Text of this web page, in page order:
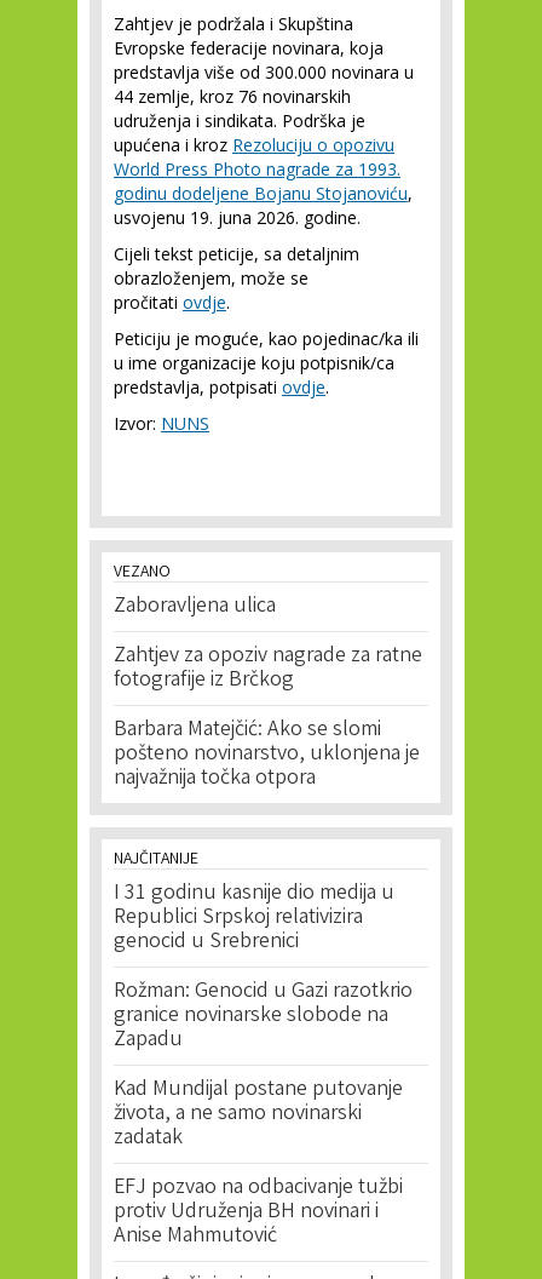
Zahtjev je podržala i Skupština
Evropske federacije novinara, koja
predstavlja više od 300.000 novinara u
44 zemlje, kroz 76 novinarskih
udruženja i sindikata. Podrška je
upućena i kroz Rezoluciju o opozivu
World Press Photo nagrade za 1993.
godinu dodeljene Bojanu Stojanoviću,
usvojenu 19. juna 2026. godine.
Cijeli tekst peticije, sa detaljnim
obrazloženjem, može se
pročitati ovdje.
Peticiju je moguće, kao pojedinac/ka ili
u ime organizacije koju potpisnik/ca
predstavlja, potpisati ovdje.
Izvor: NUNS
VEZANO
Zaboravljena ulica
Zahtjev za opoziv nagrade za ratne
fotografije iz Brčkog
Barbara Matejčić: Ako se slomi
pošteno novinarstvo, uklonjena je
najvažnija točka otpora
NAJČITANIJE
I 31 godinu kasnije dio medija u
Republici Srpskoj relativizira
genocid u Srebrenici
Rožman: Genocid u Gazi razotkrio
granice novinarske slobode na
Zapadu
Kad Mundijal postane putovanje
života, a ne samo novinarski
zadatak
EFJ pozvao na odbacivanje tužbi
protiv Udruženja BH novinari i
Anise Mahmutović